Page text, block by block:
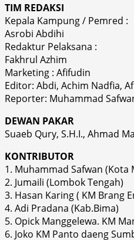
TIM REDAKSI
Kepala Kampung / Pemred :
Asrobi Abdihi
Redaktur Pelaksana :
Fakhrul Azhim
Marketing : Afifudin
Editor: Abdi, Achim Nadfia,
Reporter: Muhammad
DEWAN PAKAR
Suaeb Qury, S.H.I., Ahmad
KONTRIBUTOR
1. Muhammad Safwan (Kota
2. Jumaili (Lombok Tengah)
3. Hasan Karing ( KM Brang
4. Adi Pradana (Kab.Bima)
5. Opick Manggelewa. KM
6. Joko KM Panto daeng